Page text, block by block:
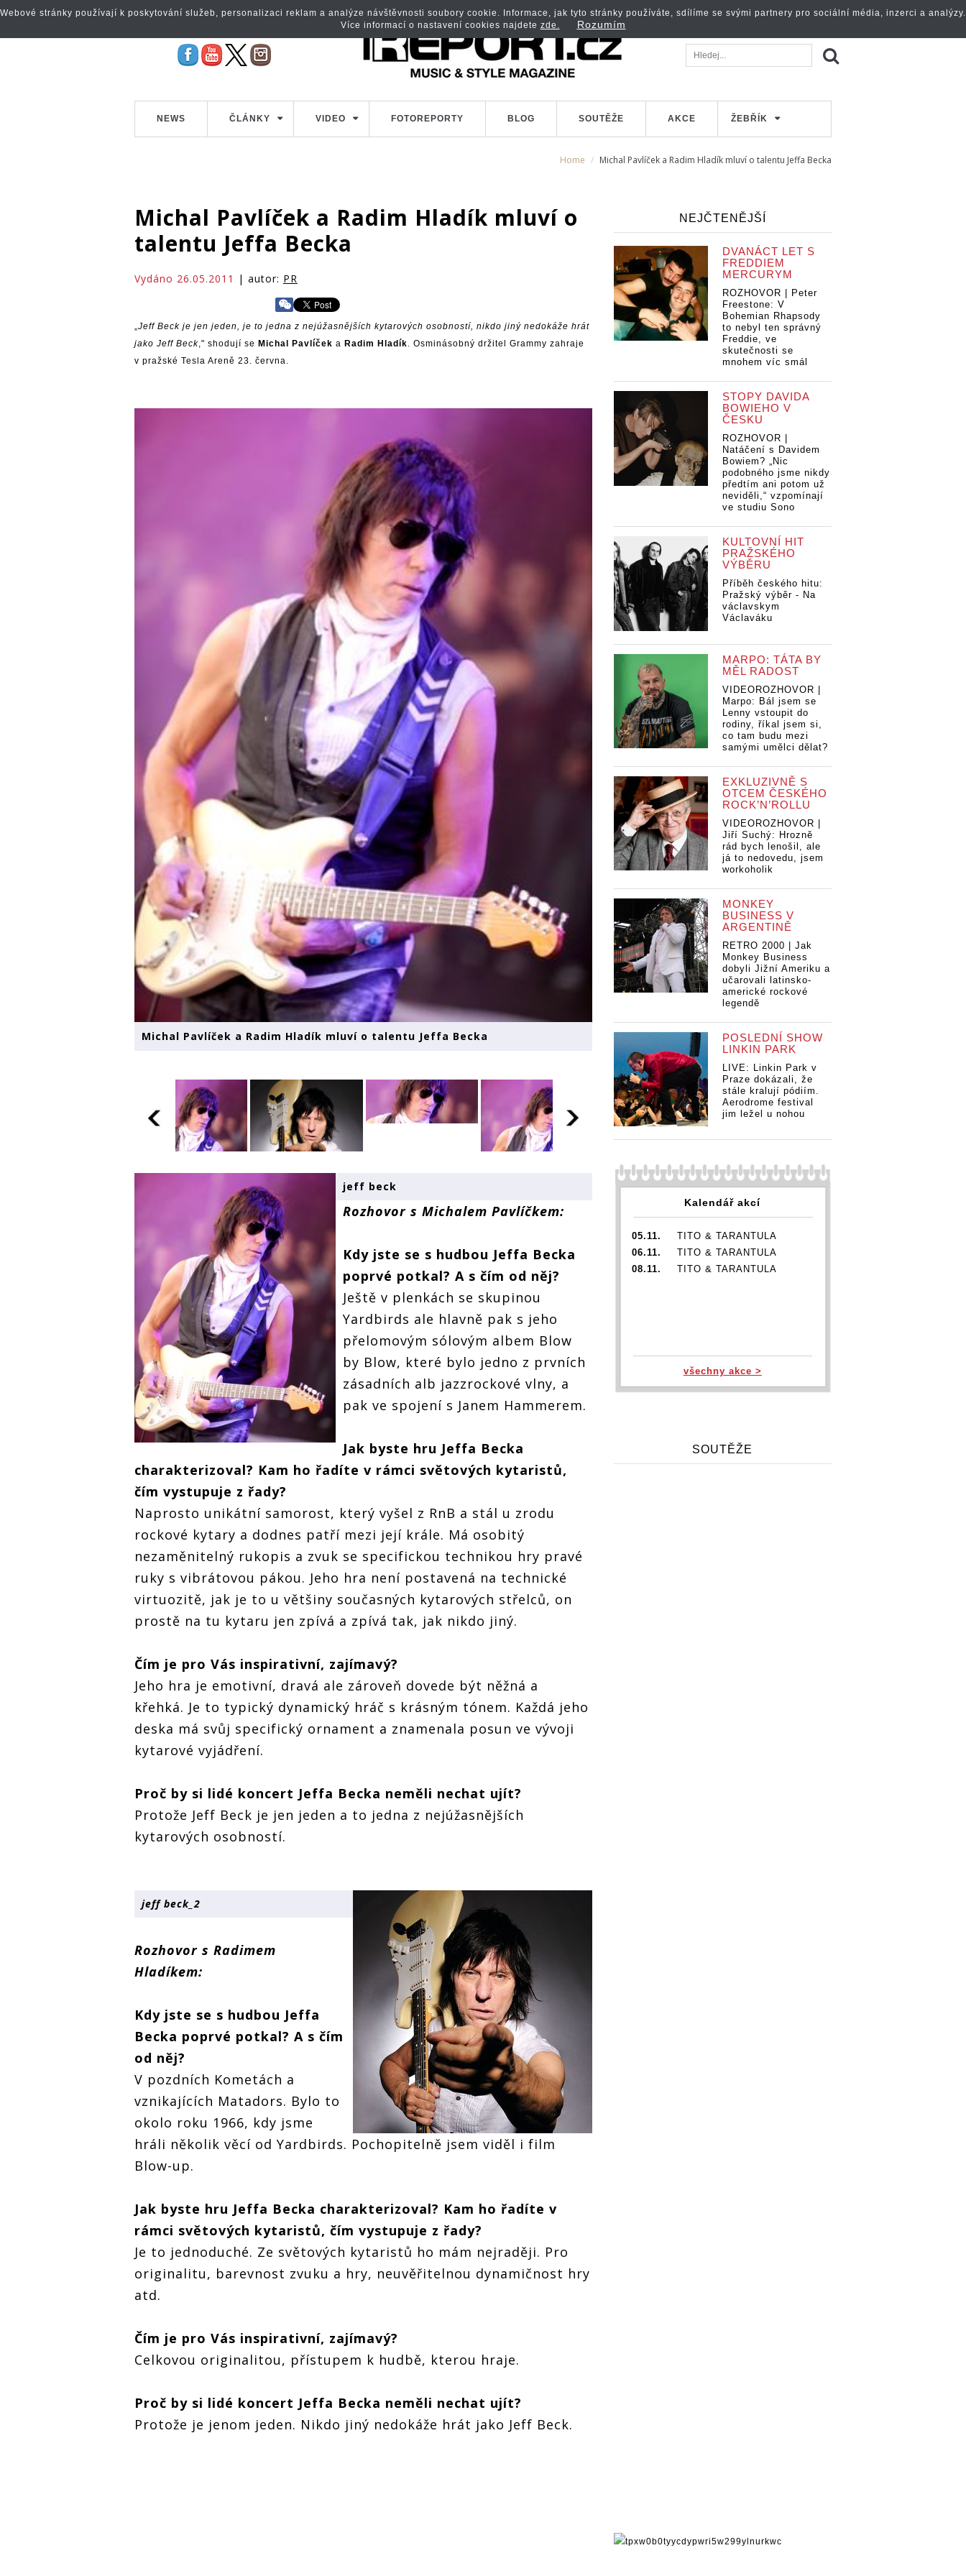
NEWS ČLÁNKY VIDEO FOTOREPORTY BLOG SOUTĚŽE AKCE ŽEBŘÍK
Home Michal Pavlíček a Radim Hladík mluví o talentu Jeffa Becka
Michal Pavlíček a Radim Hladík mluví o
talentu Jeffa Becka
Vydáno 26.05.2011 | autor: PR
„Jeff Beck je jen jeden, je to jedna z nejúžasnějších kytarových osobností, nikdo jiný nedokáže hrát
jako Jeff Beck," shodují se Michal Pavlíček a Radim Hladík. Osminásobný držitel Grammy zahraje
v pražské Tesla Areně 23. června.
Michal Pavlíček a Radim Hladík mluví o talentu Jeffa Becka
jeff beck
Rozhovor s Michalem Pavlíčkem:
Kdy jste se s hudbou Jeffa Becka
poprvé potkal? A s čím od něj?
Ještě v plenkách se skupinou
Yardbirds ale hlavně pak s jeho
přelomovým sólovým albem Blow
by Blow, které bylo jedno z prvních
zásadních alb jazzrockové vlny, a
pak ve spojení s Janem Hammerem.
Jak byste hru Jeffa Becka
charakterizoval? Kam ho řadíte v rámci světových kytaristů,
čím vystupuje z řady?
Naprosto unikátní samorost, který vyšel z RnB a stál u zrodu
rockové kytary a dodnes patří mezi její krále. Má osobitý
nezaměnitelný rukopis a zvuk se specifickou technikou hry pravé
ruky s vibrátovou pákou. Jeho hra není postavená na technické
virtuozitě, jak je to u většiny současných kytarových střelců, on
prostě na tu kytaru jen zpívá a zpívá tak, jak nikdo jiný.
Čím je pro Vás inspirativní, zajímavý?
Jeho hra je emotivní, dravá ale zároveň dovede být něžná a
křehká. Je to typický dynamický hráč s krásným tónem. Každá jeho
deska má svůj specifický ornament a znamenala posun ve vývoji
kytarové vyjádření.
Proč by si lidé koncert Jeffa Becka neměli nechat ujít?
Protože Jeff Beck je jen jeden a to jedna z nejúžasnějších
kytarových osobností.
jeff beck_2
Rozhovor s Radimem
Hladíkem:
Kdy jste se s hudbou Jeffa
Becka poprvé potkal? A s čím
od něj?
V pozdních Kometách a
vznikajících Matadors. Bylo to
okolo roku 1966, kdy jsme
hráli několik věcí od Yardbirds. Pochopitelně jsem viděl i film
Blow-up.
Jak byste hru Jeffa Becka charakterizoval? Kam ho řadíte v
rámci světových kytaristů, čím vystupuje z řady?
Je to jednoduché. Ze světových kytaristů ho mám nejraději. Pro
originalitu, barevnost zvuku a hry, neuvěřitelnou dynamičnost hry
atd.
Čím je pro Vás inspirativní, zajímavý?
Celkovou originalitou, přístupem k hudbě, kterou hraje.
Proč by si lidé koncert Jeffa Becka neměli nechat ujít?
Protože je jenom jeden. Nikdo jiný nedokáže hrát jako Jeff Beck.
NEJČTENĚJŠÍ
DVANÁCT LET S
FREDDIEM
MERCURYM
ROZHOVOR | Peter
Freestone: V
Bohemian Rhapsody
to nebyl ten správný
Freddie, ve
skutečnosti se
mnohem víc smál
STOPY DAVIDA
BOWIEHO V
ČESKU
ROZHOVOR |
Natáčení s Davidem
Bowiem? „Nic
podobného jsme nikdy
předtím ani potom už
neviděli,“ vzpomínají
ve studiu Sono
KULTOVNÍ HIT
PRAŽSKÉHO
VÝBĚRU
Příběh českého hitu:
Pražský výběr - Na
václavskym
Václaváku
MARPO: TÁTA BY
MĚL RADOST
VIDEOROZHOVOR |
Marpo: Bál jsem se
Lenny vstoupit do
rodiny, říkal jsem si,
co tam budu mezi
samými umělci dělat?
EXKLUZIVNĚ S
OTCEM ČESKÉHO
ROCK’N’ROLLU
VIDEOROZHOVOR |
Jiří Suchý: Hrozně
rád bych lenošil, ale
já to nedovedu, jsem
workoholik
MONKEY
BUSINESS V
ARGENTINĚ
RETRO 2000 | Jak
Monkey Business
dobyli Jižní Ameriku a
učarovali latinsko-
americké rockové
legendě
POSLEDNÍ SHOW
LINKIN PARK
LIVE: Linkin Park v
Praze dokázali, že
stále kralují pódiím.
Aerodrome festival
jim ležel u nohou
Kalendář akcí
05.11.
TITO & TARANTULA
06.11.
TITO & TARANTULA
08.11.
TITO & TARANTULA
všechny akce >
SOUTĚŽE
Webové stránky používají k poskytování služeb, personalizaci reklam a analýze návštěvnosti soubory cookie. Informace, jak tyto stránky používáte, sdílíme se svými partnery pro sociální média, inzerci a analýzy.
Více informací o nastavení cookies najdete zde. Rozumím